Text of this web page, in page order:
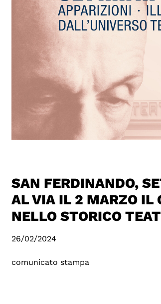
SAN FERDINANDO,
AL VIA IL 2 MARZO IL
NELLO STORICO
26/02/2024
comunicato stampa